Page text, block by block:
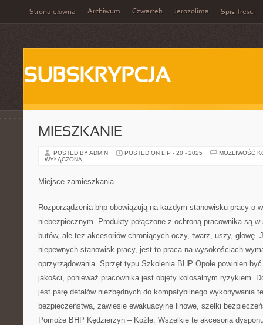
Strona główna Archiwum Czwartek Jerozolima Spis Treści
SUBSKRYPCJA
MIESZKANIE
POSTED BY ADMIN POSTED ON LIP - 20 - 2025
MOŻLIWOŚĆ
WYŁĄCZONA
Miejsce zamieszkania
Rozporządzenia bhp obowiązują na każdym stanowisku pracy o
niebezpiecznym. Produkty połączone z ochroną pracownika są
butów, ale też akcesoriów chroniących oczy, twarz, uszy, głowę.
niepewnych stanowisk pracy, jest to praca na wysokościach
oprzyrządowania. Sprzęt typu Szkolenia BHP Opole powinien
jakości, ponieważ pracownika jest objęty kolosalnym ryzykiem.
jest parę detalów niezbędnych do kompatybilnego wykonywania
bezpieczeństwa, zawiesie ewakuacyjne linowe, szelki
Pomoże BHP Kędzierzyn – Koźle. Wszelkie te akcesoria